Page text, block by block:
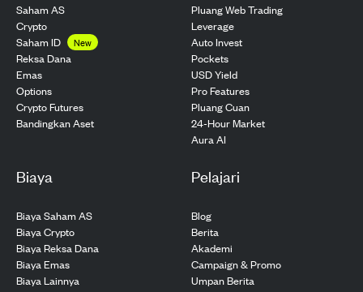
Saham AS
Crypto
Saham ID
New
Reksa Dana
Emas
Options
Crypto Futures
Bandingkan Aset
Pluang Web Trading
Leverage
Auto Invest
Pockets
USD Yield
Pro Features
Pluang Cuan
24-Hour Market
Aura AI
Biaya
Biaya Saham AS
Biaya Crypto
Biaya Reksa Dana
Biaya Emas
Biaya Lainnya
Pelajari
Blog
Berita
Akademi
Campaign & Promo
Umpan Berita